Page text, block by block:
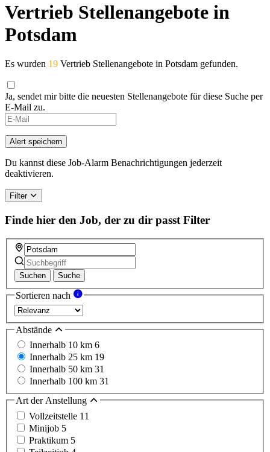
Vertrieb Stellenangebote in
Potsdam
Es wurden 19 Vertrieb Stellenangebote in Potsdam gefunden.
Ja, sendet mir bitte die neuesten Stellenangebote für diese Suche per
E-Mail zu.
If
you
are
a
human,
ignore
field
Alert speichern
Du kannst diese Job-Alarm Benachrichtigungen jederzeit
deaktivieren.
Filter
Finde hier den Job, der zu dir passt Filter
Suchen Suche
Sortieren nach
Abstände
Innerhalb 10 km 6
Innerhalb 25 km 19
Innerhalb 50 km 31
Innerhalb 100 km 31
Art der Anstellung
Vollzeitstelle 11
Minijob 5
Praktikum 5